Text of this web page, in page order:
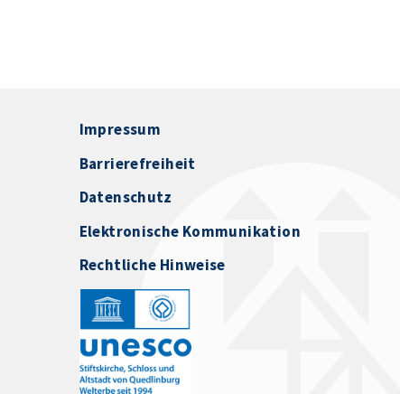
Impressum
Barrierefreiheit
Datenschutz
Elektronische Kommunikation
Rechtliche Hinweise